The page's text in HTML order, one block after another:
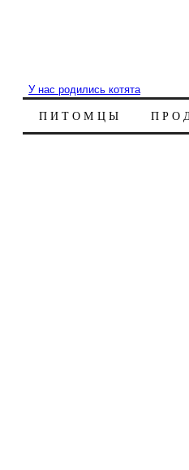
У нас родились котята
ПИТОМЦЫ